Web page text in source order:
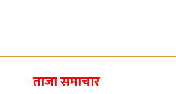
ताजा समाचार